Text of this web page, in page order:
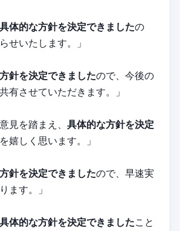
具体的な方針を決定できましたの
せいたします。」
針を決定できましたので、今後の
有させていただきます。」
見を踏まえ、 具体的な方針を決定
嬉しく思います。」
針を決定できましたので、早速実
ます。」
具体的な方針を決定できましたこと